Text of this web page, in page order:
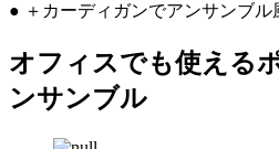
● ＋カーディガンでアンサンブル
オフィスでも使える
ンサンブル